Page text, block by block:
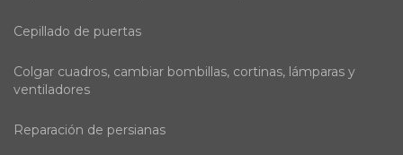
Cepillado de puertas
Colgar cuadros, cambiar bombillas, cortinas, lámparas y
ventiladores
Reparación de persianas